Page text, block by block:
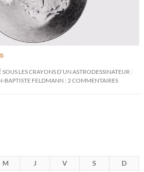
SOUS LES CRAYONS D’UN ASTRODESSINATEUR
BAPTISTE FELDMANN 2 COMMENTAIRES
M J V S
D